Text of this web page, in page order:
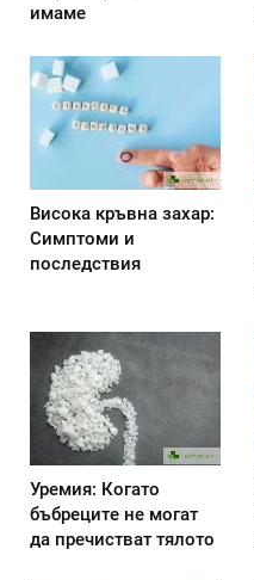
имаме
Висока кръвна захар:
Симптоми и
последствия
Уремия: Когато
бъбреците не могат
да пречистват тялото